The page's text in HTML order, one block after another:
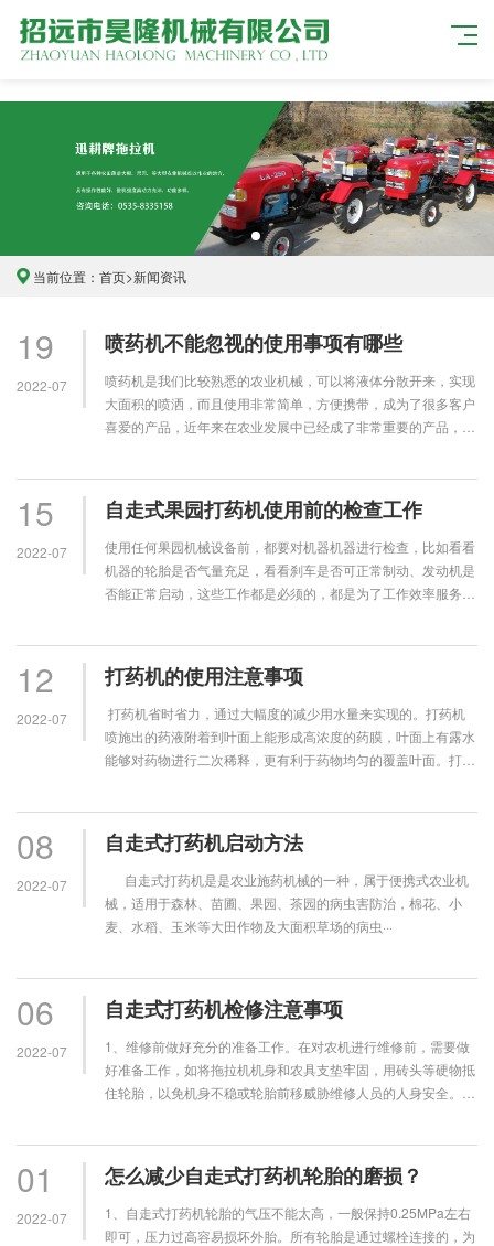
当前位置： 首页>新闻资讯
19
2022-07
喷药机不能忽视的使用事项有哪些
喷药机是我们比较熟悉的农业机械，可以将液体分散开来，实现
大面积的喷洒，而且使用非常简单，方便携带，成为了很多客户
喜爱的产品，近年来在农业发展中已经成了非常重要的产品，我
15
2022-07
自走式果园打药机使用前的检查工作
使用任何果园机械设备前，都要对机器机器进行检查，比如看看
机器的轮胎是否气量充足，看看刹车是否可正常制动、发动机是
否能正常启动，这些工作都是必须的，都是为了工作效率服务。
12
2022-07
打药机的使用注意事项
打药机省时省力，通过大幅度的减少用水量来实现的。打药机
喷施出的药液附着到叶面上能形成高浓度的药膜，叶面上有露水
能够对药物进行二次稀释，更有利于药物均匀的覆盖叶面。打药
08
2022-07
自走式打药机启动方法
自走式打药机是是农业施药机械的一种，属于便携式农业机
械，适用于森林、苗圃、果园、茶园的病虫害防治，棉花、小
麦、水稻、玉米等大田作物及大面积草场的病虫···
06
2022-07
自走式打药机检修注意事项
1、维修前做好充分的准备工作。在对农机进行维修前，需要做
好准备工作，如将拖拉机机身和农具支垫牢固，用砖头等硬物抵
住轮胎，以免机身不稳或轮胎前移威胁维修人员的人身安全。农
01
2022-07
怎么减少自走式打药机轮胎的磨损？
1、自走式打药机轮胎的气压不能太高，一般保持0.25MPa左右
即可，压力过高容易损坏外胎。所有轮胎是通过螺栓连接的，为